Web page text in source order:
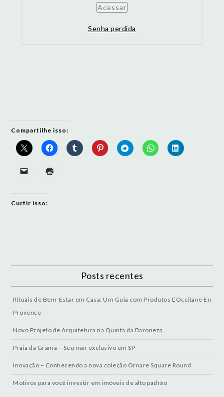
Senha perdida
Compartilhe isso:
Curtir isso:
Posts recentes
Rituais de Bem-Estar em Casa: Um Guia com Produtos L’Occitane En
Provence
Novo Projeto de Arquitetura na Quinta da Baroneza
Praia da Grama – Seu mar exclusivo em SP
Inovação – Conhecendo a nova coleção Ornare Square Round
Motivos para você investir em imóveis de alto padrão